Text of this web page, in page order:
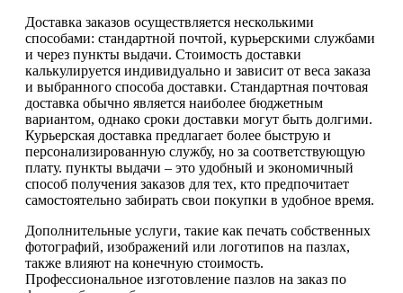
Доставка заказов осуществляется несколькими
способами: стандартной почтой, курьерскими службами
и через пункты выдачи. Стоимость доставки
калькулируется индивидуально и зависит от веса заказа
и выбранного способа доставки. Стандартная почтовая
доставка обычно является наиболее бюджетным
вариантом, однако сроки доставки могут быть долгими.
Курьерская доставка предлагает более быструю и
персонализированную службу, но за соответствующую
плату. пункты выдачи – это удобный и экономичный
способ получения заказов для тех, кто предпочитает
самостоятельно забирать свои покупки в удобное время.
Дополнительные услуги, такие как печать собственных
фотографий, изображений или логотипов на пазлах,
также влияют на конечную стоимость.
Профессиональное изготовление пазлов на заказ по